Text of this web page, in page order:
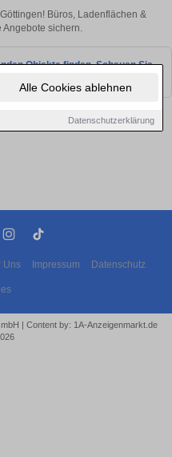
Alle Cookies ablehnen
Datenschutzerklärung
Büros, Ladenflächen &
Angebote sichern.
Objekte finden. Schauen Sie
Uns Impressum Datenschutz
| Content by: 1A-Anzeigenmarkt.de